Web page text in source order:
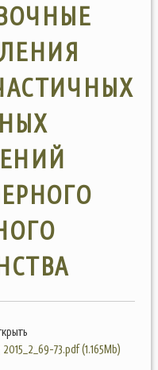
2015_2_69-73.pdf (1.165Mb)